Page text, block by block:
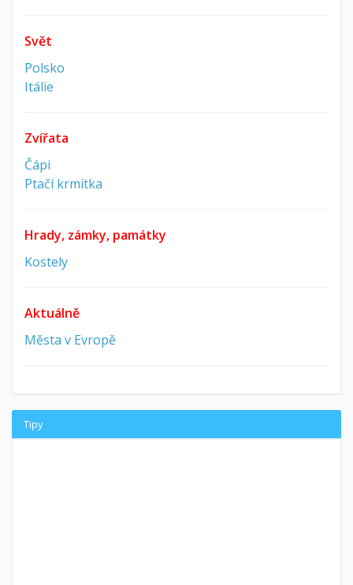
Svět
Polsko
Itálie
Zvířata
Čápi
Ptačí krmítka
Hrady, zámky, památky
Kostely
Aktuálně
Města v Evropě
Tipy